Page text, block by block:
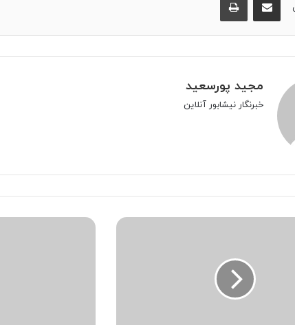
مجید پورسعید
خبرنگار نیشابور آنلاین